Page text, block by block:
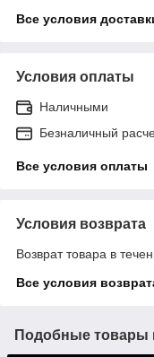
Все условия
Условия оплаты
Наличными
Безналичный
Все условия оплаты
Условия возврата
Возврат товара в
Все условия
Подобные товары